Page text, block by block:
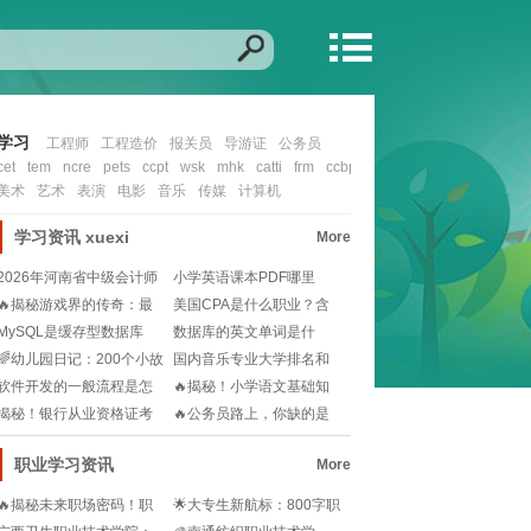
习 工程师 工程造价 报关员 导游证
公务员
tem ncre pets ccpt wsk mhk catti frm ccbp
术
艺术 表演 电影 音乐 传媒 计算机
学习资讯 xuexi More
年河南省中级会计师
名时间还没公
小学英语课本PDF哪里
找？🎓一键下载资源
揭秘游戏界的传奇：最
制作人——木兰竹
美国CPA是什么职业？含
金量高吗？一文帮
是缓存型数据库
？还是有其他类
数据库的英文单词是什
么？📚学习数据库从这
幼儿园日记：200个小故
，解锁幼儿成
国内音乐专业大学排名和
分数线怎么选？未来
件开发的一般流程是怎
的🧐想知道软件开
🔥揭秘！小学语文基础知
识宝典，从此告别阅
秘！银行从业资格证考
：历年真题重击率
🔥公务员路上，你缺的是
一份高效学习指南🔥
职业学习资讯 More
揭秘未来职场密码！职
技术学院招生简章大曝
🌟大专生新航标：800字职
业生涯规划指南🎓💼